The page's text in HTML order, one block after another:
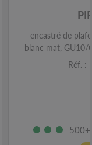
encastré de
blanc mat, GU10/
Réf. :
500+